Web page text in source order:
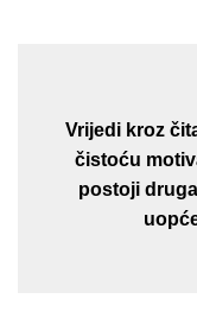
Vrijedi kroz
čistoću
postoji